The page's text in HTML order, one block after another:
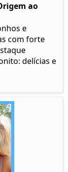
ao
e
com forte
delícias e